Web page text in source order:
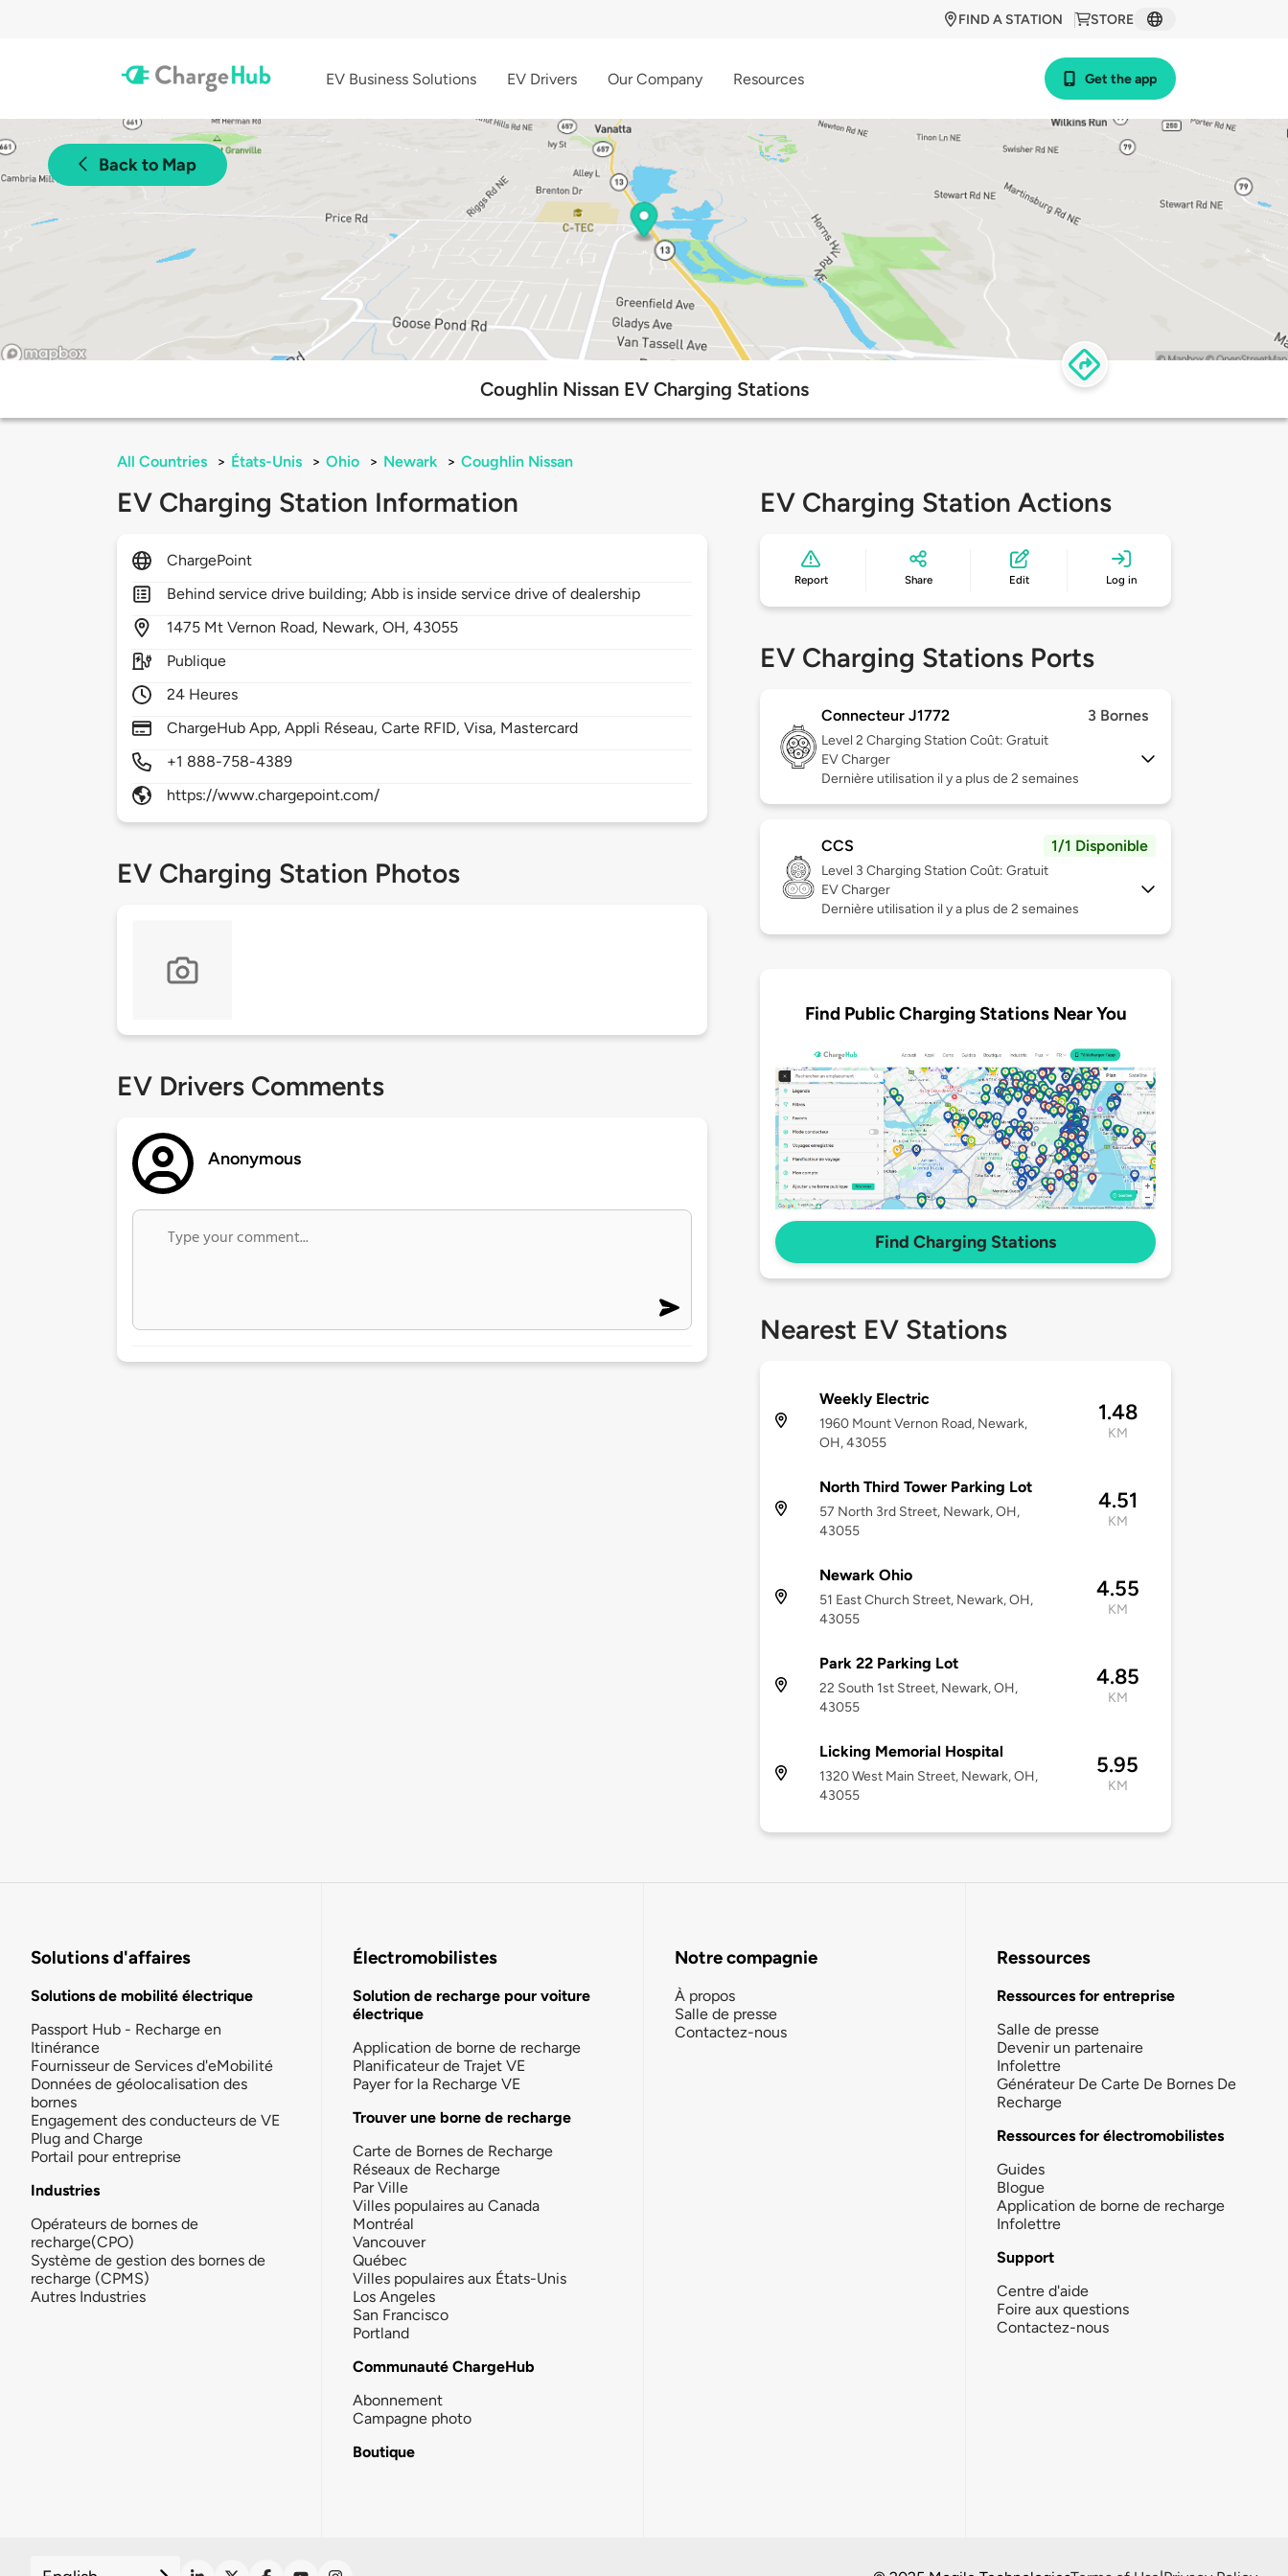
STORE
FIND A STATION
EV Business Solutions EV Drivers Our Company Resources Get the app
Back to Map
Coughlin Nissan EV Charging Stations
All Countries > États-Unis > Ohio > Newark > Coughlin Nissan
EV Charging Station Information
ChargePoint
Behind service drive building; Abb is inside service drive of dealership
1475 Mt Vernon Road, Newark,OH,43055
Publique
24 Heures
ChargeHub App, Appli Réseau, Carte RFID, Visa, Mastercard
+1 888-758-4389
https://www.chargepoint.com/
EV Charging Station Photos
EV Drivers Comments
Anonymous
EV Charging Station Actions
Report Share Edit Log in
EV Charging Stations Ports
Connecteur J1772 3 Bornes
Level 2 Charging Station Coût: Gratuit
EV Charger
Dernière utilisation il y a plus de 2 semaines
CCS 1/1 Disponible
Level 3 Charging Station Coût: Gratuit
EV Charger
Dernière utilisation il y a plus de 2 semaines
Find Public Charging Stations Near You
Find Charging Stations
Nearest EV Stations
Weekly Electric
1960 Mount Vernon Road, Newark,
OH, 43055
1.48
KM
North Third Tower Parking Lot
57 North 3rd Street, Newark, OH,
43055
4.51
KM
Newark Ohio
51 East Church Street, Newark, OH,
43055
4.55
KM
Park 22 Parking Lot
22 South 1st Street, Newark, OH,
43055
4.85
KM
Licking Memorial Hospital
1320 West Main Street, Newark, OH,
43055
5.95
KM
Solutions d'affaires
Solutions de mobilité électrique
Passport Hub - Recharge en
Itinérance
Fournisseur de Services d'eMobilité
Données de géolocalisation des
bornes
Engagement des conducteurs de VE
Plug and Charge
Portail pour entreprise
Industries
Opérateurs de bornes de
recharge(CPO)
Système de gestion des bornes de
recharge (CPMS)
Autres Industries
Électromobilistes
Solution de recharge pour voiture
électrique
Application de borne de recharge
Planificateur de Trajet VE
Payer for la Recharge VE
Trouver une borne de recharge
Carte de Bornes de Recharge
Réseaux de Recharge
Par Ville
Villes populaires au Canada
Montréal
Vancouver
Québec
Villes populaires aux États-Unis
Los Angeles
San Francisco
Portland
Communauté ChargeHub
Abonnement
Campagne photo
Boutique
Notre compagnie
À propos
Salle de presse
Contactez-nous
Ressources
Ressources for entreprise
Salle de presse
Devenir un partenaire
Infolettre
Générateur De Carte De Bornes De
Recharge
Ressources for électromobilistes
Guides
Blogue
Application de borne de recharge
Infolettre
Support
Centre d'aide
Foire aux questions
Contactez-nous